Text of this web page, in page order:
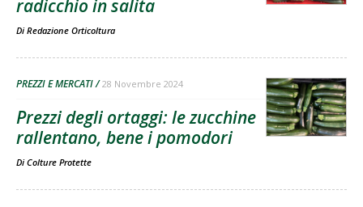
radicchio in salita
Di Redazione Orticoltura
PREZZI E MERCATI 28 Novembre 2024
Prezzi degli ortaggi: le zucchine
rallentano, bene i pomodori
Di Colture Protette